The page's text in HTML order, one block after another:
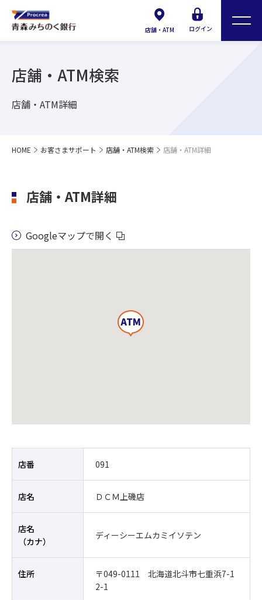
店舗・ATM ログイン
店舗・ATM検索
店舗・ATM詳細
HOME お客さまサポート 店舗・ATM検索 店舗・ATM詳細
店舗・ATM詳細
Googleマップで開く
店番 091
店名 ＤＣＭ上磯店
店名
（カナ）
ディーシーエムカミイソテン
住所
〒049-0111 北海道北斗市七重浜7-1
2-1